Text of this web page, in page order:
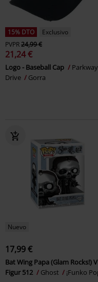
15% DTO
Exclusivo
PVPR24,99 €
21,24 €
Logo - Baseball Cap
Parkway
Drive
Gorra
Nuevo
17,99 €
Bat Wing Papa (Glam Rocks!)
Figur 512
Ghost ¡Funko